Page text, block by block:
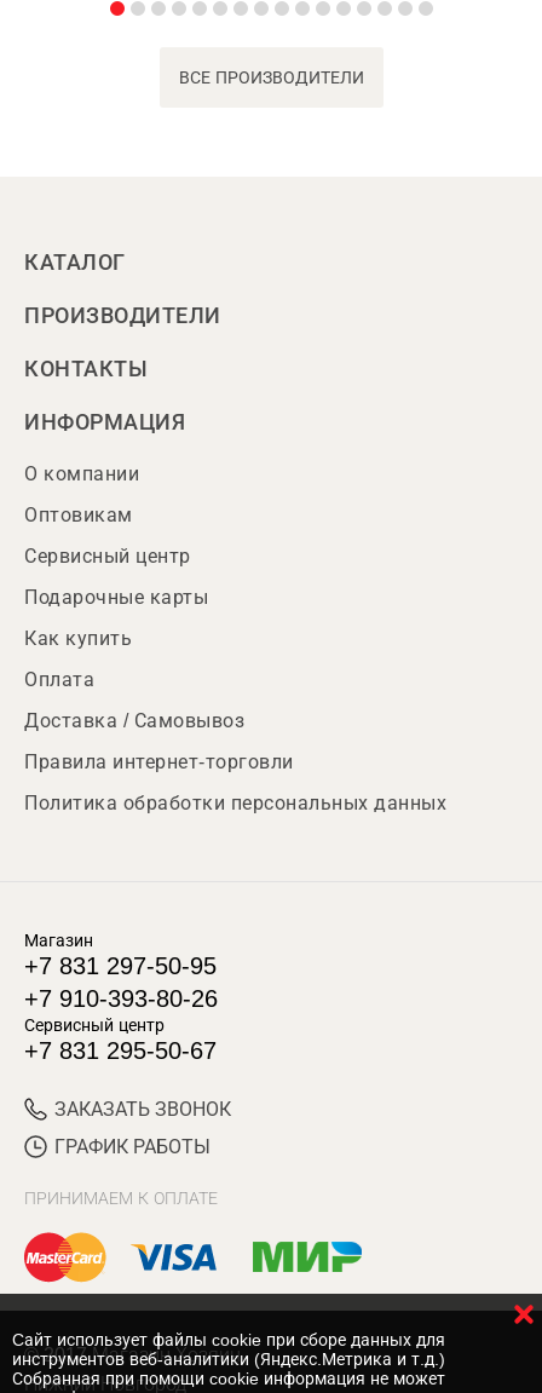
ВСЕ ПРОИЗВОДИТЕЛИ
КАТАЛОГ
ПРОИЗВОДИТЕЛИ
КОНТАКТЫ
ИНФОРМАЦИЯ
О компании
Оптовикам
Сервисный центр
Подарочные карты
Как купить
Оплата
Доставка / Самовывоз
Правила интернет-торговли
Политика обработки персональных данных
Магазин
+7 831 297-50-95
+7 910-393-80-26
Сервисный центр
+7 831 295-50-67
ЗАКАЗАТЬ ЗВОНОК
ГРАФИК РАБОТЫ
ПРИНИМАЕМ К ОПЛАТЕ
© 2017 Магазин Хозяин
Нижний Новгород
Cайт использует файлы cookie при сборе данных для
инструментов веб-аналитики (Яндекс.Метрика и т.д.)
Собранная при помощи cookie информация не может